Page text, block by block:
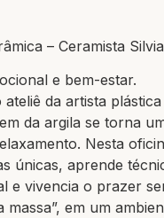
– Ceramista
e bem-estar.
da artista plástica
da argila se torna
Nesta
únicas, aprende
e vivencia o prazer
massa”, em um